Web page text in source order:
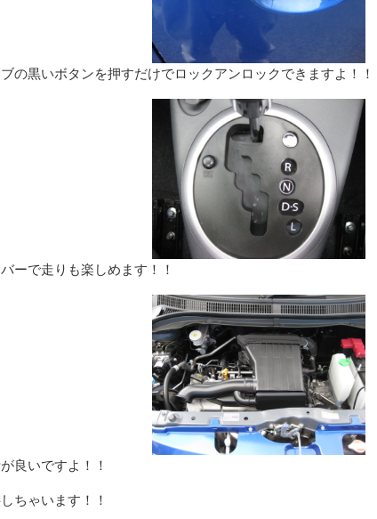
の黒いボタンを押すだけでロックアンロックできますよ！！
ーで走りも楽しめます！！
良いですよ！！
ちゃいます！！